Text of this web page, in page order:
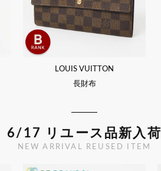
LOUIS VUITTON
長財布
6/17 リユース品新入荷
NEW ARRIVAL REUSED ITEM